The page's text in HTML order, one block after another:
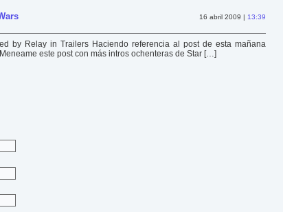
16 abril 2009 | 13:39
by Relay in Trailers Haciendo referencia al post de esta mañana
este post con más intros ochenteras de Star […]